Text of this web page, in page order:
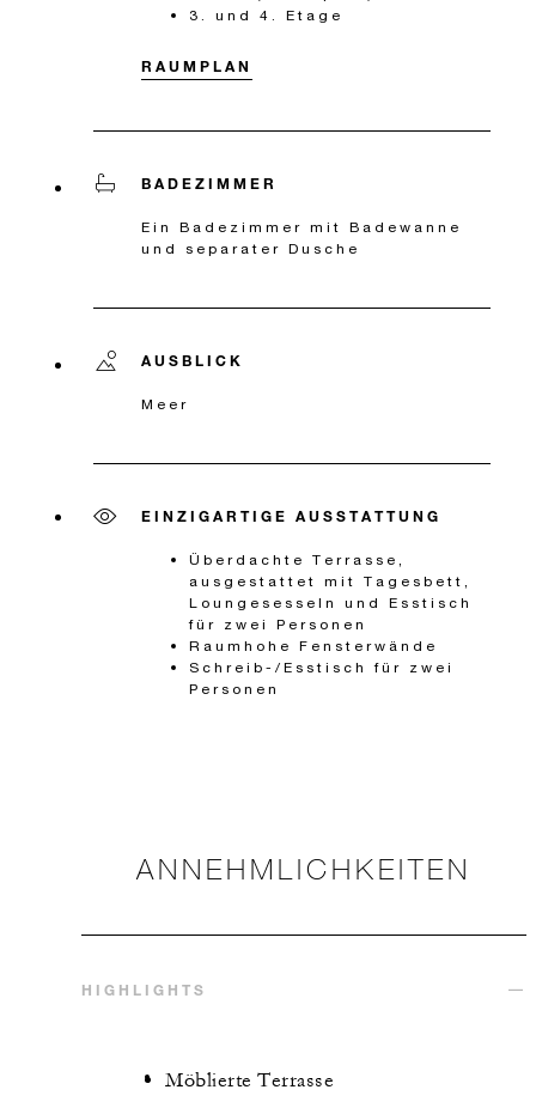
3. und 4. Etage
RAUMPLAN
BADEZIMMER
Ein Badezimmer mit Badewanne
und separater Dusche
AUSBLICK
Meer
EINZIGARTIGE AUSSTATTUNG
Überdachte Terrasse,
ausgestattet mit Tagesbett,
Loungesesseln und Esstisch
für zwei Personen
Raumhohe Fensterwände
Schreib-/Esstisch für zwei
Personen
ANNEHMLICHKEITEN
HIGHLIGHTS
Möblierte Terrasse